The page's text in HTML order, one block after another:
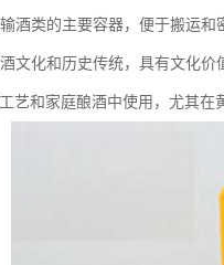
酒类的主要容器，便于搬运和
文化和历史传统，具有文化价
艺和家庭酿酒中使用，尤其在